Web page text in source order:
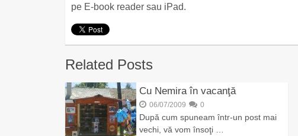
pe E-book reader sau iPad.
Related Posts
Cu Nemira în vacanţă
06/07/2009 0
După cum spuneam într-un post mai
vechi, vă vom însoţi …